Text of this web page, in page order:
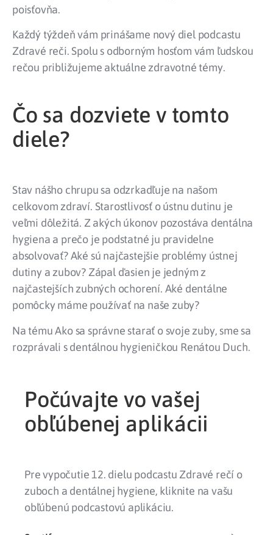
poisťovňa.
Každý týždeň vám prinášame nový diel podcastu
Zdravé reči. Spolu s odborným hosťom vám ľudskou
rečou približujeme aktuálne zdravotné témy.
Čo sa dozviete v tomto
diele?
Stav nášho chrupu sa odzrkadľuje na našom
celkovom zdraví. Starostlivosť o ústnu dutinu je
veľmi dôležitá. Z akých úkonov pozostáva dentálna
hygiena a prečo je podstatné ju pravidelne
absolvovať? Aké sú najčastejšie problémy ústnej
dutiny a zubov? Zápal ďasien je jedným z
najčastejších zubných ochorení. Aké dentálne
pomôcky máme používať na naše zuby?
Na tému Ako sa správne starať o svoje zuby, sme sa
rozprávali s dentálnou hygieničkou Renátou Duch.
Počúvajte vo vašej
obľúbenej aplikácii
Pre vypočutie 12. dielu podcastu Zdravé rečí o
zuboch a dentálnej hygiene, kliknite na vašu
obľúbenú podcastovú aplikáciu.